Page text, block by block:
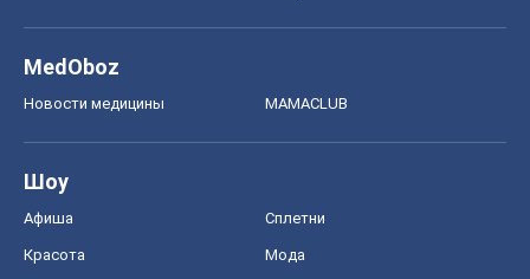
MedOboz
Новости медицины MAMACLUB
Шоу
Афиша Сплетни
Красота Мода